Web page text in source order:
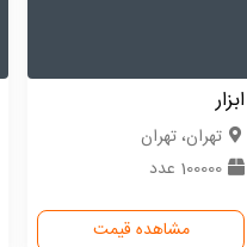
ابزار
تهران، تهران
100000 عدد
مشاهده قیمت